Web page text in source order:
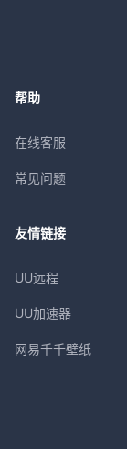
帮助
在线客服
常见问题
友情链接
UU远程
UU加速器
网易千千壁纸